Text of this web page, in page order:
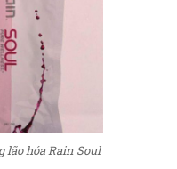
lão hóa Rain Soul